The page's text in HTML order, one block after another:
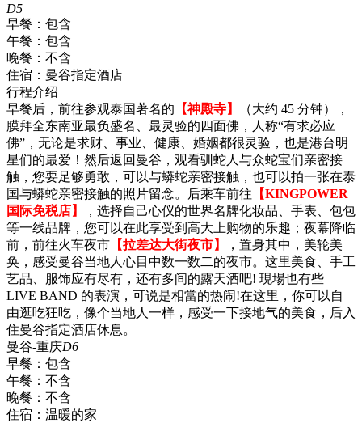
D5
早餐： 包含
午餐： 包含
晚餐： 不含
住宿： 曼谷指定酒店
行程介绍
早餐后，前往参观泰国著名的 【神殿寺】
（大约 45 分钟），
膜拜全东南亚最负盛名、最灵验的四面佛，人称“有求必应
佛”，无论是求财、事业、健康、婚姻都很灵验，也是港台明
星们的最爱！然后返回曼谷，观看驯蛇人与众蛇宝们亲密接
触，您要足够勇敢，可以与蟒蛇亲密接触，也可以拍一张在泰
国与蟒蛇亲密接触的照片留念。后乘车前往 【KINGPOWER
国际免税店】
，选择自己心仪的世界名牌化妆品、手表、包包
等一线品牌，您可以在此享受到高大上购物的乐趣；夜幕降临
前，前往火车夜市 【拉差达大街夜市】
，置身其中，美轮美
奂，感受曼谷当地人心目中数一数二的夜市。这里美食、手工
艺品、服饰应有尽有，还有多间的露天酒吧! 現場也有些
LIVE BAND 的表演，可说是相當的热闹!在这里，你可以自
由逛吃狂吃，像个当地人一样，感受一下接地气的美食，后入
住曼谷指定酒店休息。
曼谷-重庆D6
早餐： 包含
午餐： 不含
晚餐： 不含
住宿： 温暖的家